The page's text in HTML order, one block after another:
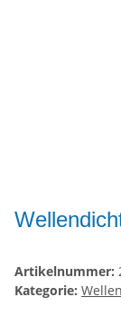
Artikelnummer:
Kategorie: